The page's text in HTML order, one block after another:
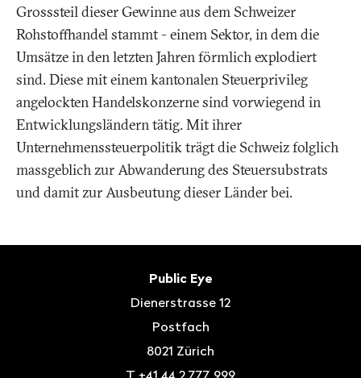
Grosssteil dieser Gewinne aus dem Schweizer
Rohstoffhandel stammt - einem Sektor, in dem die
Umsätze in den letzten Jahren förmlich explodiert
sind. Diese mit einem kantonalen Steuerprivileg
angelockten Handelskonzerne sind vorwiegend in
Entwicklungsländern tätig. Mit ihrer
Unternehmenssteuerpolitik trägt die Schweiz folglich
massgeblich zur Abwanderung des Steuersubstrats
und damit zur Ausbeutung dieser Länder bei.
Public Eye
Dienerstrasse 12
Postfach
8021 Zürich